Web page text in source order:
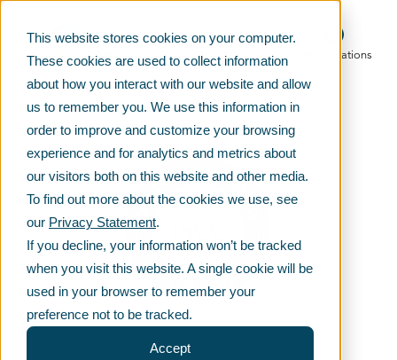
This website stores cookies on your computer.
These cookies are used to collect information
about how you interact with our website and allow
us to remember you. We use this information in
order to improve and customize your browsing
experience and for analytics and metrics about
our visitors both on this website and other media.
To find out more about the cookies we use, see
our Privacy Statement.
If you decline, your information won’t be tracked
when you visit this website. A single cookie will be
used in your browser to remember your
preference not to be tracked.
Accept
Main menu Telko locations